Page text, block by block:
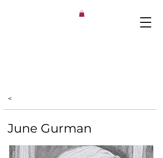
<
June Gurman